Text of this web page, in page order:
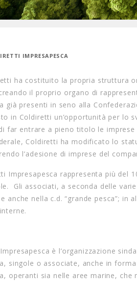
IMPRESAPESCA
ha costituito la propria struttura
il proprio organo di
già presenti in seno alla
in Coldiretti un’opportunità per lo
far entrare a pieno titolo le
Coldiretti ha modificato lo
l’adesione di imprese del
Impresapesca rappresenta più del
Gli associati, a seconda delle
anche nella c.d. “grande pesca”; in
è l’organizzazione
singole o associate, anche in
operanti sia nelle aree marine,